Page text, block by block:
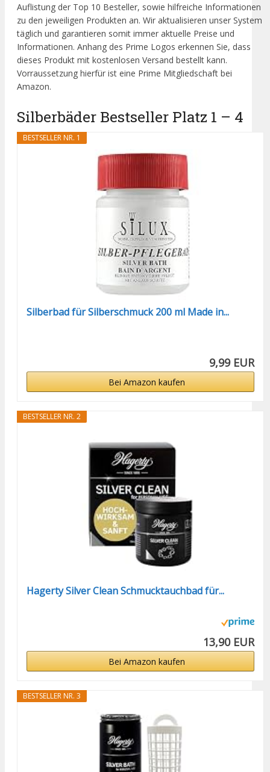
Auflistung der Top 10 Besteller, sowie hilfreiche Informationen
zu den jeweiligen Produkten an. Wir aktualisieren unser System
täglich und garantieren somit immer aktuelle Preise und
Informationen. Anhang des Prime Logos erkennen Sie, dass
dieses Produkt mit kostenlosen Versand bestellt kann.
Vorraussetzung hierfür ist eine Prime Mitgliedschaft bei
Amazon.
Silberbäder Bestseller Platz 1 – 4
BESTSELLER NR. 1
Silberbad für Silberschmuck 200 ml Made in...
9,99 EUR
Bei Amazon kaufen
BESTSELLER NR. 2
Hagerty Silver Clean Schmucktauchbad für...
13,90 EUR
Bei Amazon kaufen
BESTSELLER NR. 3